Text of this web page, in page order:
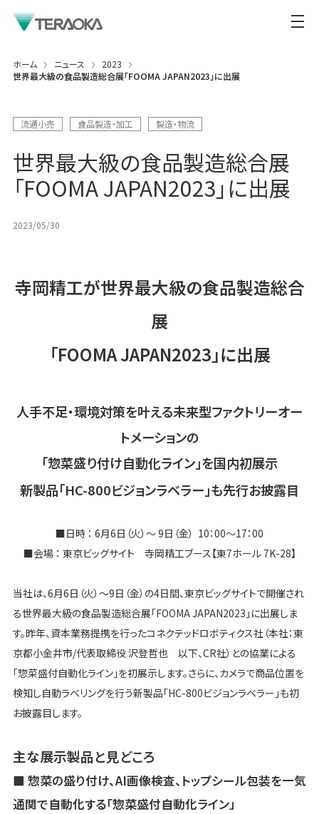
ホーム ニュース
2023
世界最大級の食品製造総合展「FOOMA JAPAN2023」に出展
流通小売 食品製造・加工 製造・物流
世界最大級の食品製造総合展
「FOOMA JAPAN2023」に出展
2023/05/30
寺岡精工が世界最大級の食品製造総合
展
「FOOMA JAPAN2023」に出展
人手不足・環境対策を叶える未来型ファクトリーオー
トメーションの
「惣菜盛り付け自動化ライン」を国内初展示
新製品「HC-800ビジョンラベラー」も先行お披露目
■日時 ： 6月6日（火）～ 9日（金） 10：00～17：00
■会場 ： 東京ビッグサイト 寺岡精工ブース【東7ホール 7K-28】
当社は、6月6日（火）～9日（金）の4日間、東京ビッグサイトで開催され
る世界最大級の食品製造総合展「FOOMA JAPAN2023」に出展しま
す。昨年、資本業務提携を行ったコネクテッドロボティクス社（本社：東
京都小金井市/代表取締役 沢登哲也 以下、CR社）との協業による
「惣菜盛付自動化ライン」を初展示します。さらに、カメラで商品位置を
検知し自動ラベリングを行う新製品「HC-800ビジョンラベラー」も初
お披露目します。
主な展示製品と見どころ
■ 惣菜の盛り付け、AI画像検査、トップシール包装を一気
通関で自動化する「惣菜盛付自動化ライン」